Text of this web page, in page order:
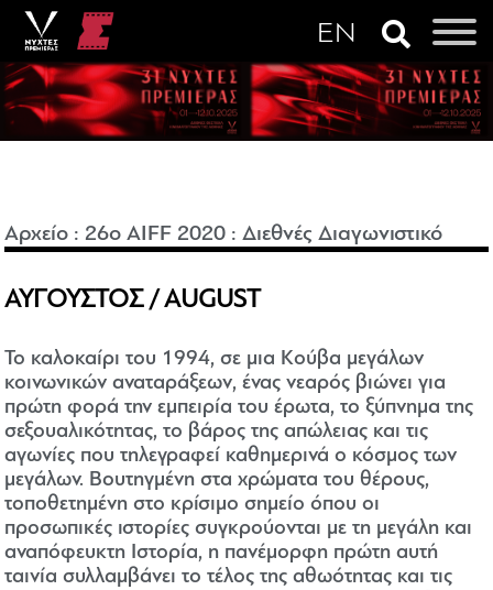
Αρχείο :26o AIFF 2020 :Διεθνές Διαγωνιστικό
ΑΥΓΟΥΣΤΟΣ / AUGUST
Το καλοκαίρι του 1994, σε μια Κούβα μεγάλων
κοινωνικών αναταράξεων, ένας νεαρός βιώνει για
πρώτη φορά την εμπειρία του έρωτα, το ξύπνημα της
σεξουαλικότητας, το βάρος της απώλειας και τις
αγωνίες που τηλεγραφεί καθημερινά ο κόσμος των
μεγάλων. Βουτηγμένη στα χρώματα του θέρους,
τοποθετημένη στο κρίσιμο σημείο όπου οι
προσωπικές ιστορίες συγκρούονται με τη μεγάλη και
αναπόφευκτη Ιστορία, η πανέμορφη πρώτη αυτή
ταινία συλλαμβάνει το τέλος της αθωότητας και τις